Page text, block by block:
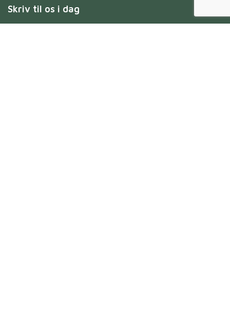
Skriv til os i dag